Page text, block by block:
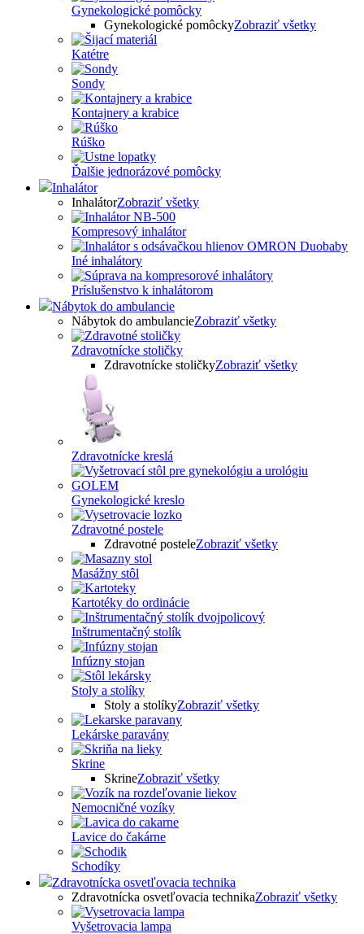
Gynekologické pomôcky
Gynekologické pomôckyZobraziť všetky
Katétre
Sondy
Kontajnery a krabice
Rúško
Ďalšie jednorázové pomôcky
Inhalátor
InhalátorZobraziť všetky
Kompresový inhalátor
Iné inhalátory
Príslušenstvo k inhalátorom
Nábytok do ambulancie
Nábytok do ambulancieZobraziť všetky
Zdravotnícke stoličky
Zdravotnícke stoličkyZobraziť všetky
Zdravotnícke kreslá
Gynekologické kreslo
Zdravotné postele
Zdravotné posteleZobraziť všetky
Masážny stôl
Kartotéky do ordinácie
Inštrumentačný stolík
Infúzny stojan
Stoly a stolíky
Stoly a stolíkyZobraziť všetky
Lekárske paravány
Skrine
SkrineZobraziť všetky
Nemocničné vozíky
Lavice do čakárne
Schodíky
Zdravotnícka osvetľovacia technika
Zdravotnícka osvetľovacia technikaZobraziť všetky
Vyšetrovacia lampa